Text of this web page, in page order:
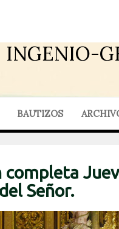
INGENIO-
BAUTIZOS
Señor.